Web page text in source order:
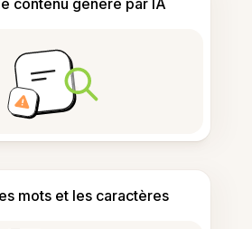
contenu généré par IA
mots et les caractères